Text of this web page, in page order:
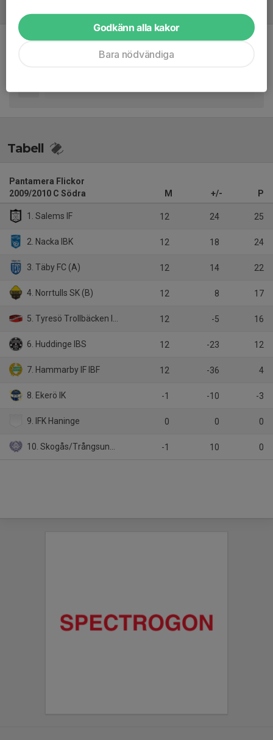
Referat
Inget referat skrivet
Tabell
Pantamera Flickor
2009/2010 C Södra
M +/- P
1. Salems IF 12 24 25
2. Nacka IBK 12 18 24
3. Täby FC (A) 12 14 22
4. Norrtulls SK (B) 12 8 17
5. Tyresö Trollbäcken IBK 12 -5 16
6. Huddinge IBS 12 -23 12
7. Hammarby IF IBF 12 -36 4
8. Ekerö IK -1 -10 -3
9. IFK Haninge 0 0 0
10. Skogås/Trångsunds IBK -1 10 0
Godkänn alla kakor
Bara nödvändiga